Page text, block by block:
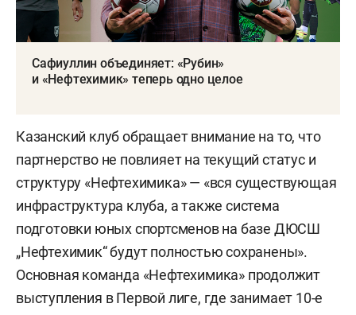
Сафиуллин объединяет: «Рубин»
и «Нефтехимик» теперь одно целое
Казанский клуб обращает внимание на то, что
партнерство не повлияет на текущий статус и
структуру «Нефтехимика» — «вся существующая
инфраструктура клуба, а также система
подготовки юных спортсменов на базе ДЮСШ
„Нефтехимик“ будут полностью сохранены».
Основная команда «Нефтехимика» продолжит
выступления в Первой лиге, где занимает 10-е